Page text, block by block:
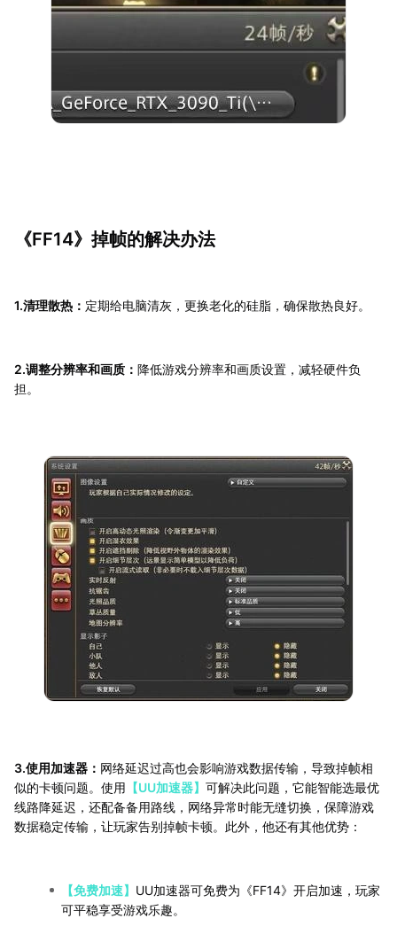
《FF14》掉帧的解决办法
1.清理散热： 定期给电脑清灰，更换老化的硅脂，确保散热良好。
2.调整分辨率和画质： 降低游戏分辨率和画质设置，减轻硬件负
担。
3.使用加速器： 网络延迟过高也会影响游戏数据传输，导致掉帧相
似的卡顿问题。使用 【UU加速器】 可解决此问题，它能智能选最优
线路降延迟，还配备备用路线，网络异常时能无缝切换，保障游戏
数据稳定传输，让玩家告别掉帧卡顿。此外，他还有其他优势：
【免费加速】 UU加速器可免费为《FF14》开启加速，玩家
可平稳享受游戏乐趣。